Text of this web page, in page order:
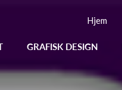
Hjem
GRAFISK DESIGN